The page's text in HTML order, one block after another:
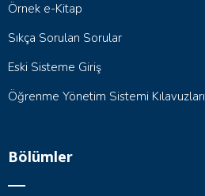
Örnek e-Kitap
Sıkça Sorulan Sorular
Eski Sisteme Giriş
Öğrenme Yönetim Sistemi Kılavuzları
Bölümler